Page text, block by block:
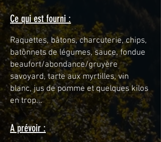
Ce qui est fourni :
Raquettes, bâtons, charcuterie, chips,
batônnets de légumes, sauce, fondue
beaufort/abondance/gruyère
savoyard, tarte aux myrtilles, vin
blanc, jus de pomme et quelques kilos
en trop...
A prévoir :